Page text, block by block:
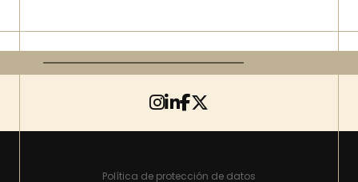
Política de protección de datos